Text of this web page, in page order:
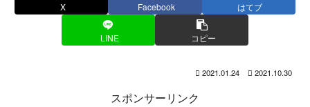
X Facebook はてブ
LINE コピー
2021.01.24 2021.10.30
スポンサーリンク